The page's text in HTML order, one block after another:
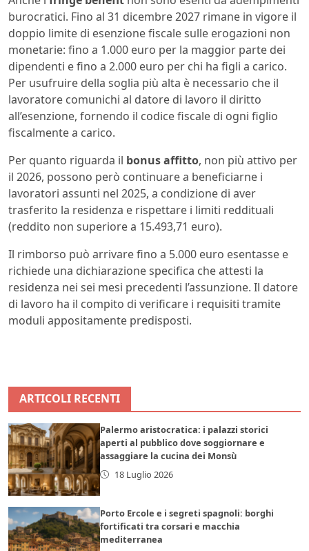
burocratici. Fino al 31 dicembre 2027 rimane in vigore il
doppio limite di esenzione fiscale sulle erogazioni non
monetarie: fino a 1.000 euro per la maggior parte dei
dipendenti e fino a 2.000 euro per chi ha figli a carico.
Per usufruire della soglia più alta è necessario che il
lavoratore comunichi al datore di lavoro il diritto
all’esenzione, fornendo il codice fiscale di ogni figlio
fiscalmente a carico.
Per quanto riguarda il bonus affitto, non più attivo per
il 2026, possono però continuare a beneficiarne i
lavoratori assunti nel 2025, a condizione di aver
trasferito la residenza e rispettare i limiti reddituali
(reddito non superiore a 15.493,71 euro).
Il rimborso può arrivare fino a 5.000 euro esentasse e
richiede una dichiarazione specifica che attesti la
residenza nei sei mesi precedenti l’assunzione. Il datore
di lavoro ha il compito di verificare i requisiti tramite
moduli appositamente predisposti.
ARTICOLI RECENTI
Palermo aristocratica: i palazzi storici
aperti al pubblico dove soggiornare e
assaggiare la cucina dei Monsù
18 Luglio 2026
Porto Ercole e i segreti spagnoli: borghi
fortificati tra corsari e macchia
mediterranea